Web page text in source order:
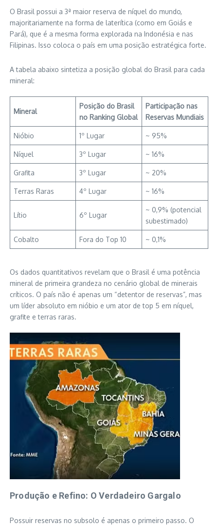
O Brasil possui a 3ª maior reserva de níquel do mundo,
majoritariamente na forma de laterítica (como em Goiás e
Pará), que é a mesma forma explorada na Indonésia e nas
Filipinas. Isso coloca o país em uma posição estratégica forte.
A tabela abaixo sintetiza a posição global do Brasil para cada
mineral:
Mineral
Posição do Brasil
no Ranking Global
Participação nas
Reservas Mundiais
Nióbio 1º Lugar ~ 95%
Níquel 3º Lugar ~ 16%
Grafita 3º Lugar ~ 20%
Terras Raras 4º Lugar ~ 16%
Lítio 6º Lugar
~ 0,9% (potencial
subestimado)
Cobalto Fora do Top 10 ~ 0,1%
Os dados quantitativos revelam que o Brasil é uma potência
mineral de primeira grandeza no cenário global de minerais
críticos. O país não é apenas um “detentor de reservas”, mas
um líder absoluto em nióbio e um ator de top 5 em níquel,
grafite e terras raras.
Produção e Refino: O Verdadeiro Gargalo
Possuir reservas no subsolo é apenas o primeiro passo. O